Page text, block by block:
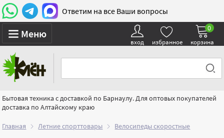
Ответим на все Ваши вопросы
Меню
вход избранное корзина
0
Бытовая техника с доставкой по Барнаулу. Для оптовых покупателей
доставка по Алтайскому краю
Главная Летние спорттовары Велосипеды скоростные